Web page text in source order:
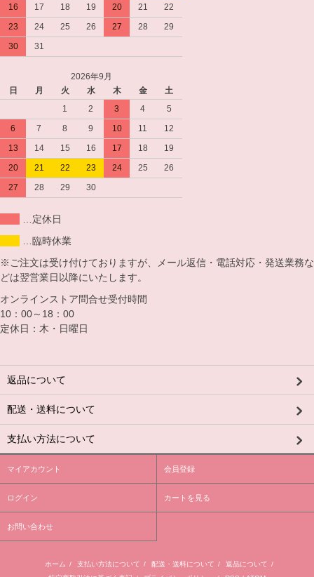
16
17 18 19 20 21
22
23
24 25 26 27 28
29
30
31
2026年9月
日
月 火 水 木 金
土
1
2 3 4
5
6
7 8 9 10 11
12
13
14 15 16 17 18
19
20
21 22 23 24 25
26
27
28 29 30
…定休日
…臨時休業
※ご注文は受け付けておりますが、メール返信・電話対応・発送業務な
どは翌営業日以降にいたします。
オンラインストア問合せ受付時間
10：00～18：00
定休日：木・日曜日
返品について
配送・送料について
支払い方法について
マイアカウント 会員登録
ログイン カートを見る
お問い合わせ
ホーム / 支払い方法について / 配送・送料について / 返品について /